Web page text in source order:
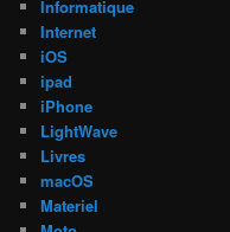
Informatique
Internet
iOS
ipad
iPhone
LightWave
Livres
macOS
Materiel